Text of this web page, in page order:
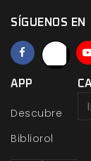
SÍGUENOS EN
APP
Descubre
Bibliorol